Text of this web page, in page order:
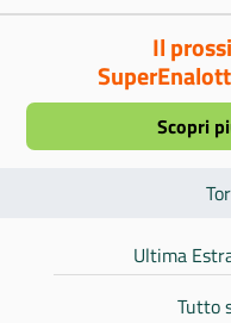
Il
Scopri
Ultima
Tutto